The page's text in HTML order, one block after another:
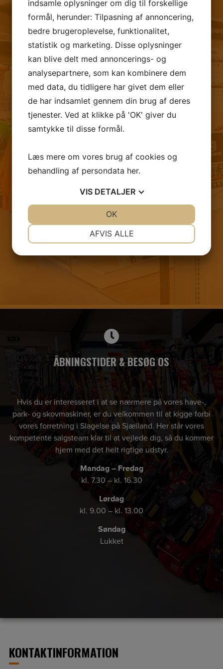
FØLG OS PÅ FACEBOOK
ÅBNINGSTIDER & BESØG OS
Hvis du er interesseret i at se nærmere på vores have-,
park- og skovmaskiner, er du velkommen til at kigge forbi
vores forretning i Slagelse på Sjælland. Her står vores
kompetente salgsteam klar til at vejlede dig, så du kommer
hjem med det helt rigtige udstyr.
Mandag – Fredag
kl. 7.30 – kl. 16.30
Lørdag
kl. 9.00 – kl. 13.00
Søndag
Lukket
KONTAKTINFORMATION
indsamle oplysninger om dig til forskellige
formål, herunder: Tilpasning af annoncering,
bedre brugeroplevelse, funktionalitet,
statistik og marketing. Disse oplysninger
kan blive delt med annoncerings- og
analysepartnere, som kan kombinere dem
med data, du tidligere har givet dem eller
de har indsamlet gennem din brug af deres
tjenester. Ved at klikke på 'OK' giver du
samtykke til disse formål.
Læs mere om vores brug af cookies og
behandling af persondata her.
VIS DETALJER
MARKETING
AFVIS ALLE
OK